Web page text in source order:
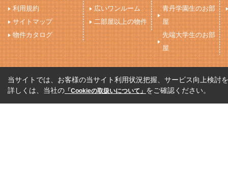
利用規約
サイトマップ
物件カタログ
広いワンルーム
二部屋以上の物件
青丹学園生のお部
屋
先端大学生のお部
屋
当サイトでは、お客様の当サイト利用状況把握、サービス向上検討
詳しくは、当社の 「Cookieの取扱いについて」 をご確認ください。